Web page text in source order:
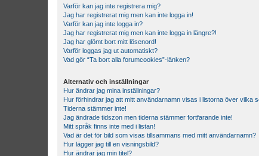
Varför kan jag inte registrera mig?
Jag har registrerat mig men kan inte logga in!
Varför kan jag inte logga in?
Jag har registrerat mig men kan inte logga in längre?!
Jag har glömt bort mitt lösenord!
Varför loggas jag ut automatiskt?
Vad gör “Ta bort alla forumcookies”-länken?
Alternativ och inställningar
Hur ändrar jag mina inställningar?
Hur förhindrar jag att mitt användarnamn visas i listorna över vilka
Tiderna stämmer inte!
Jag ändrade tidszon men tiderna stämmer fortfarande inte!
Mitt språk finns inte med i listan!
Vad är det för bild som visas tillsammans med mitt användarnamn?
Hur lägger jag till en visningsbild?
Hur ändrar jag min titel?